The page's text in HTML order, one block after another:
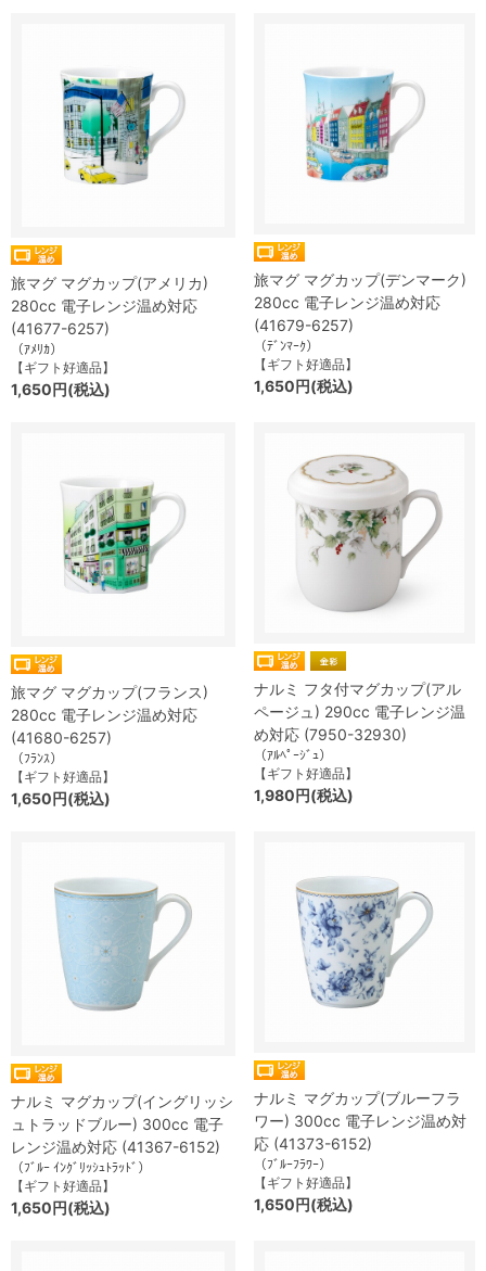
旅マグ マグカップ(アメリカ)
280cc 電子レンジ温め対応
(41677-6257)
（ｱﾒﾘｶ）
【ギフト好適品】
1,650円(税込)
旅マグ マグカップ(デンマーク)
280cc 電子レンジ温め対応
(41679-6257)
（ﾃﾞﾝﾏｰｸ）
【ギフト好適品】
1,650円(税込)
旅マグ マグカップ(フランス)
280cc 電子レンジ温め対応
(41680-6257)
（ﾌﾗﾝｽ）
【ギフト好適品】
1,650円(税込)
ナルミ フタ付マグカップ(アル
ページュ) 290cc 電子レンジ温
め対応 (7950-32930)
（ｱﾙﾍﾟｰｼﾞｭ）
【ギフト好適品】
1,980円(税込)
ナルミ マグカップ(イングリッシ
ュトラッドブルー) 300cc 電子
レンジ温め対応 (41367-6152)
（ﾌﾞﾙｰ ｲﾝｸﾞﾘｯｼｭﾄﾗｯﾄﾞ）
【ギフト好適品】
1,650円(税込)
ナルミ マグカップ(ブルーフラ
ワー) 300cc 電子レンジ温め対
応 (41373-6152)
（ﾌﾞﾙｰﾌﾗﾜｰ）
【ギフト好適品】
1,650円(税込)